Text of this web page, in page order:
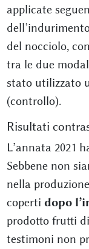
applicate
del nocciolo,
tra le due
stato utilizzato
(controllo).
Risultati
L’annata 2021
Sebbene non
nella
coperti dopo
prodotto frutti
testimoni non